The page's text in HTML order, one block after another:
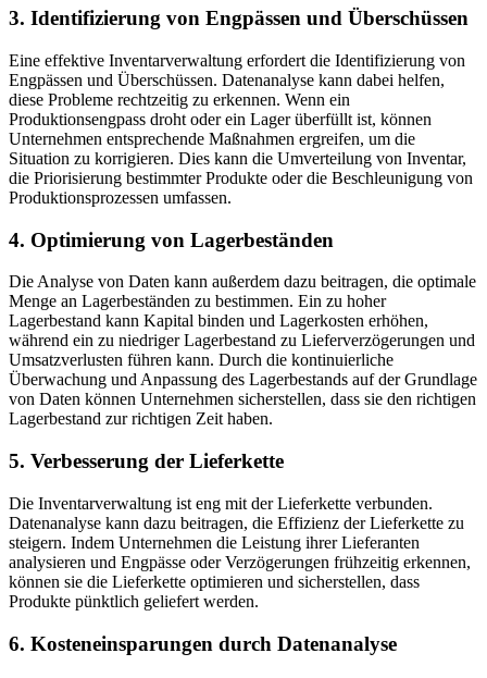
3. Identifizierung von Engpässen und Überschüssen
Eine effektive Inventarverwaltung erfordert die Identifizierung von
Engpässen und Überschüssen. Datenanalyse kann dabei helfen,
diese Probleme rechtzeitig zu erkennen. Wenn ein
Produktionsengpass droht oder ein Lager überfüllt ist, können
Unternehmen entsprechende Maßnahmen ergreifen, um die
Situation zu korrigieren. Dies kann die Umverteilung von Inventar,
die Priorisierung bestimmter Produkte oder die Beschleunigung von
Produktionsprozessen umfassen.
4. Optimierung von Lagerbeständen
Die Analyse von Daten kann außerdem dazu beitragen, die optimale
Menge an Lagerbeständen zu bestimmen. Ein zu hoher
Lagerbestand kann Kapital binden und Lagerkosten erhöhen,
während ein zu niedriger Lagerbestand zu Lieferverzögerungen und
Umsatzverlusten führen kann. Durch die kontinuierliche
Überwachung und Anpassung des Lagerbestands auf der Grundlage
von Daten können Unternehmen sicherstellen, dass sie den richtigen
Lagerbestand zur richtigen Zeit haben.
5. Verbesserung der Lieferkette
Die Inventarverwaltung ist eng mit der Lieferkette verbunden.
Datenanalyse kann dazu beitragen, die Effizienz der Lieferkette zu
steigern. Indem Unternehmen die Leistung ihrer Lieferanten
analysieren und Engpässe oder Verzögerungen frühzeitig erkennen,
können sie die Lieferkette optimieren und sicherstellen, dass
Produkte pünktlich geliefert werden.
6. Kosteneinsparungen durch Datenanalyse